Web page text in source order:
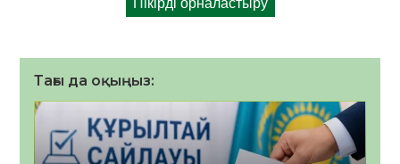
Тағы да оқыңыз: